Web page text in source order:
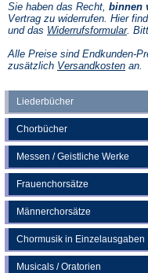
Liederbücher
Chorbücher
Messen / Geistliche Werke
Frauenchorsätze
Männerchorsätze
Chormusik in Einzelausgaben
Musicals / Oratorien
Sie haben das Recht, binnen
Vertrag zu widerrufen. Hier
und das Widerrufsformular
neuen
.
Alle Preise sind Endkunden-
zusätzlich Versandkosten(Öffnet
an.